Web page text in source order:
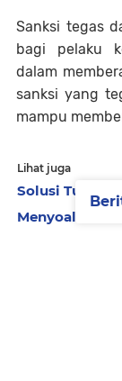
Sanksi tegas
bagi pelaku
dalam
sanksi yang
mampu
Lihat juga
Solusi Tuntas
Menyoal